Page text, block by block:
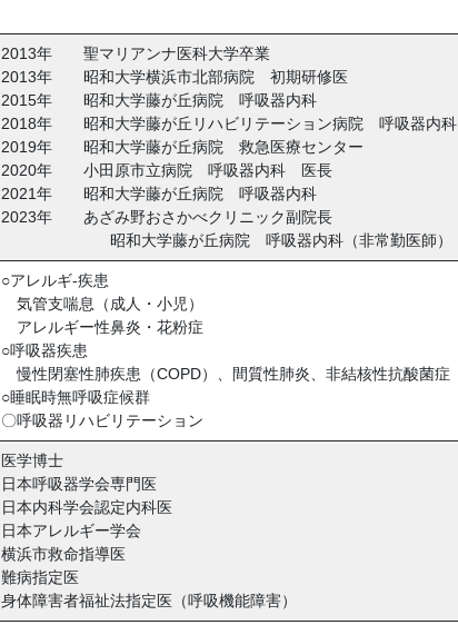
2013年 聖マリアンナ医科大学卒業
2013年 昭和大学横浜市北部病院 初期研修医
2015年 昭和大学藤が丘病院 呼吸器内科
2018年 昭和大学藤が丘リハビリテーション病院 呼吸器内科
2019年 昭和大学藤が丘病院 救急医療センター
2020年 小田原市立病院 呼吸器内科 医長
2021年 昭和大学藤が丘病院 呼吸器内科
2023年 あざみ野おさかべクリニック副院長
昭和大学藤が丘病院 呼吸器内科（非常勤医師）
○アレルギ-疾患
気管支喘息（成人・小児）
アレルギー性鼻炎・花粉症
○呼吸器疾患
慢性閉塞性肺疾患（COPD）、間質性肺炎、非結核性抗酸菌症
○睡眠時無呼吸症候群
〇呼吸器リハビリテーション
医学博士
日本呼吸器学会専門医
日本内科学会認定内科医
日本アレルギー学会
横浜市救命指導医
難病指定医
身体障害者福祉法指定医（呼吸機能障害）